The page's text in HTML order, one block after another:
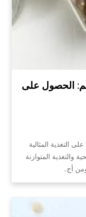
الحصول على
التغذية المثالية
والتغذية المتوازنة
أج…